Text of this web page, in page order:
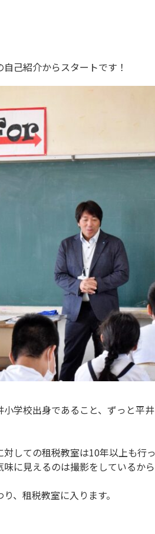
己紹介からスタートです！
学校出身であること、ずっと平
しての租税教室は10年以上も行
に見えるのは撮影をしているから
、租税教室に入ります。